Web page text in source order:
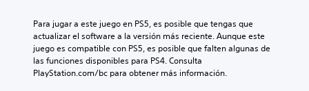
Para jugar a este juego en PS5, es posible que tengas que
actualizar el software a la versión más reciente. Aunque este
juego es compatible con PS5, es posible que falten algunas de
las funciones disponibles para PS4. Consulta
PlayStation.com/bc para obtener más información.